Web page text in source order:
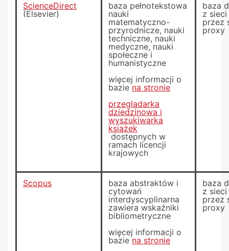
ScienceDirect
(Elsevier)
baza pełnotekstowa
nauki
matematyczno-
przyrodnicze, nauki
techniczne, nauki
medyczne, nauki
społeczne i
humanistyczne
więcej informacji o
baziena stronie
przeglądarka
dziedzinowa i
wyszukiwarka
książek
dostępnych w
ramach licencji
krajowych
baza
z
przez
proxy
Scopus
baza abstraktów i
cytowań
interdyscyplinarna
zawiera wskaźniki
bibliometryczne
więcej informacji o
baziena stronie
baza
z
przez
proxy